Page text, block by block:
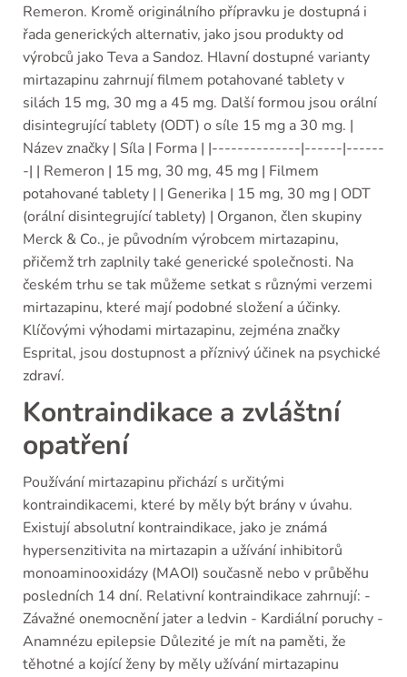
Remeron. Kromě originálního přípravku je dostupná i
řada generických alternativ, jako jsou produkty od
výrobců jako Teva a Sandoz. Hlavní dostupné varianty
mirtazapinu zahrnují filmem potahované tablety v
silách 15 mg, 30 mg a 45 mg. Další formou jsou orální
disintegrující tablety (ODT) o síle 15 mg a 30 mg. |
Název značky | Síla | Forma | |--------------|------|------
-| | Remeron | 15 mg, 30 mg, 45 mg | Filmem
potahované tablety | | Generika | 15 mg, 30 mg | ODT
(orální disintegrující tablety) | Organon, člen skupiny
Merck & Co., je původním výrobcem mirtazapinu,
přičemž trh zaplnily také generické společnosti. Na
českém trhu se tak můžeme setkat s různými verzemi
mirtazapinu, které mají podobné složení a účinky.
Klíčovými výhodami mirtazapinu, zejména značky
Esprital, jsou dostupnost a příznivý účinek na psychické
zdraví.
Kontraindikace a zvláštní
opatření
Používání mirtazapinu přichází s určitými
kontraindikacemi, které by měly být brány v úvahu.
Existují absolutní kontraindikace, jako je známá
hypersenzitivita na mirtazapin a užívání inhibitorů
monoaminooxidázy (MAOI) současně nebo v průběhu
posledních 14 dní. Relativní kontraindikace zahrnují: -
Závažné onemocnění jater a ledvin - Kardiální poruchy -
Anamnézu epilepsie Důlezité je mít na paměti, že
těhotné a kojící ženy by měly užívání mirtazapinu